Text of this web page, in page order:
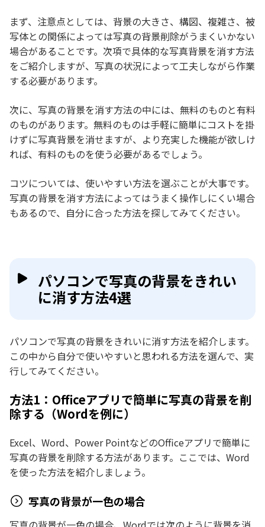
まず、注意点としては、背景の大きさ、構図、複雑さ、被
写体との関係によっては写真の背景削除がうまくいかない
場合があることです。次項で具体的な写真背景を消す方法
をご紹介しますが、写真の状況によって工夫しながら作業
する必要があります。
次に、写真の背景を消す方法の中には、無料のものと有料
のものがあります。無料のものは手軽に簡単にコストを掛
けずに写真背景を消せますが、より充実した機能が欲しけ
れば、有料のものを使う必要があるでしょう。
コツについては、使いやすい方法を選ぶことが大事です。
写真の背景を消す方法によってはうまく操作しにくい場合
もあるので、自分に合った方法を探してみてください。
パソコンで写真の背景をきれい
に消す方法4選
パソコンで写真の背景をきれいに消す方法を紹介します。
この中から自分で使いやすいと思われる方法を選んで、実
行してみてください。
方法1：Officeアプリで簡単に写真の背景を削
除する（Wordを例に）
Excel、Word、Power PointなどのOfficeアプリで簡単に
写真の背景を削除する方法があります。ここでは、Word
を使った方法を紹介しましょう。
写真の背景が一色の場合